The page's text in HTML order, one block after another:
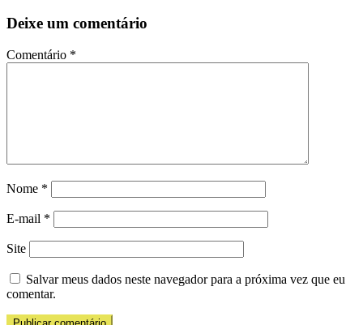
Deixe um comentário
Comentário *
Nome *
E-mail *
Site
Salvar meus dados neste navegador para a próxima vez que eu
comentar.